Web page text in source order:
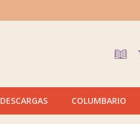
DESCARGAS COLUMBARIO